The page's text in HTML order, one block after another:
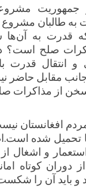
جمهوریت
به طالبان
قدرت به آن‌ها
صلح است؟
و انتقال قدرت
مقابل حاضر
از مذاکرات
افغانستان
تحمیل شده
و اشغال
دوران کوتاه
و باید آن را